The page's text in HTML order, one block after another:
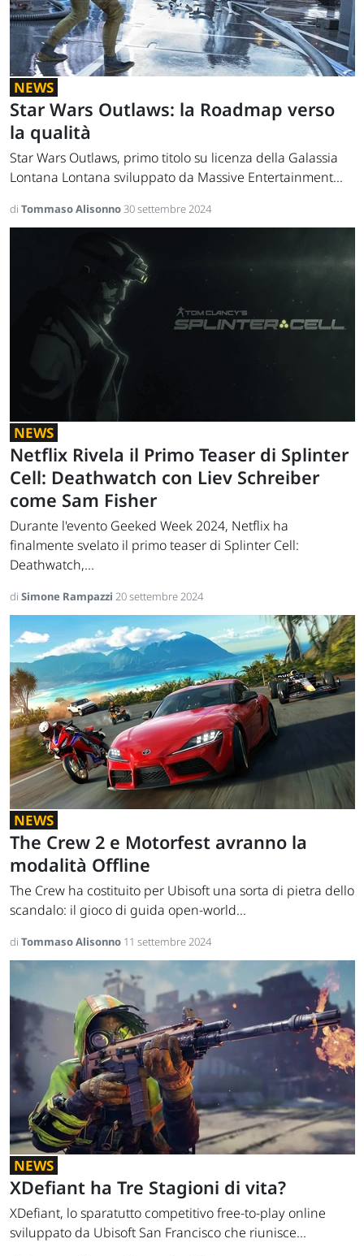
NEWS
Star Wars Outlaws: la Roadmap verso
la qualità
Star Wars Outlaws, primo titolo su licenza della Galassia
Lontana Lontana sviluppato da Massive Entertainment...
di Tommaso Alisonno30 settembre 2024
NEWS
Netflix Rivela il Primo Teaser di Splinter
Cell: Deathwatch con Liev Schreiber
come Sam Fisher
Durante l'evento Geeked Week 2024, Netflix ha
finalmente svelato il primo teaser di Splinter Cell:
Deathwatch,...
di Simone Rampazzi 20 settembre 2024
NEWS
The Crew 2 e Motorfest avranno la
modalità Offline
The Crew ha costituito per Ubisoft una sorta di pietra dello
scandalo: il gioco di guida open-world...
di Tommaso Alisonno 11 settembre 2024
NEWS
XDefiant ha Tre Stagioni di vita?
XDefiant, lo sparatutto competitivo free-to-play online
sviluppato da Ubisoft San Francisco che riunisce...